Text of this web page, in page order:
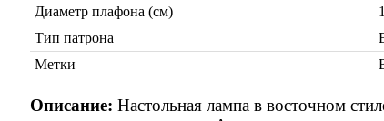
Диаметр плафона (см)
Тип патрона
Метки
Описание: Настольная лампа в восточном